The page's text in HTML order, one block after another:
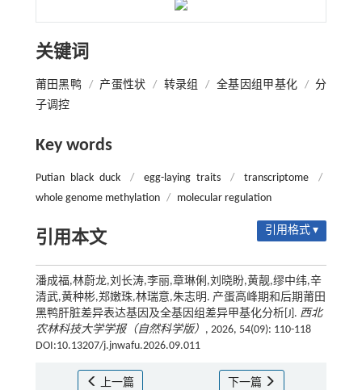
关键词
莆田黑鸭 / 产蛋性状 / 转录组 / 全基因组甲基化 / 分
子调控
Key words
Putian black duck / egg-laying traits / transcriptome
/
whole genome methylation / molecular regulation
引用本文 引用格式 ▾
潘成福,林蔚龙,刘长涛,李丽,章琳俐,刘晓盼,黄靓,缪中纬,辛
清武,黄种彬,郑嫩珠,林瑞意,朱志明. 产蛋高峰期和后期莆田
黑鸭肝脏差异表达基因及全基因组差异甲基化分析[J]. 西北
农林科技大学学报（自然科学版） , 2026, 54(09): 110-118
DOI:10.13207/j.jnwafu.2026.09.011
上一篇 下一篇